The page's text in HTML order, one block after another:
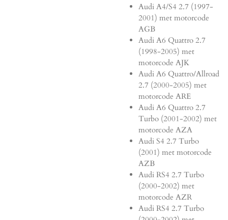
Audi A4/S4 2.7 (1997-
2001) met motorcode
AGB
Audi A6 Quattro 2.7
(1998-2005) met
motorcode AJK
Audi A6 Quattro/Allroad
2.7 (2000-2005) met
motorcode ARE
Audi A6 Quattro 2.7
Turbo (2001-2002) met
motorcode AZA
Audi S4 2.7 Turbo
(2001) met motorcode
AZB
Audi RS4 2.7 Turbo
(2000-2002) met
motorcode AZR
Audi RS4 2.7 Turbo